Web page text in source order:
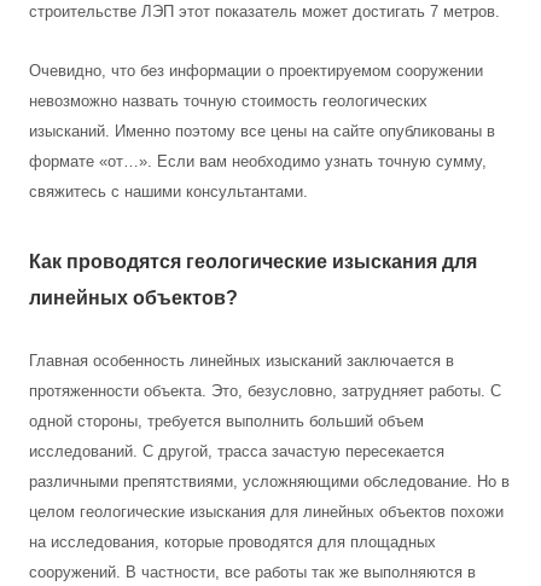
строительстве ЛЭП этот показатель может достигать 7 метров.
Очевидно, что без информации о проектируемом сооружении
невозможно назвать точную стоимость геологических
изысканий. Именно поэтому все цены на сайте опубликованы в
формате «от…». Если вам необходимо узнать точную сумму,
свяжитесь с нашими консультантами.
Как проводятся геологические изыскания для
линейных объектов?
Главная особенность линейных изысканий заключается в
протяженности объекта. Это, безусловно, затрудняет работы. С
одной стороны, требуется выполнить больший объем
исследований. С другой, трасса зачастую пересекается
различными препятствиями, усложняющими обследование. Но в
целом геологические изыскания для линейных объектов похожи
на исследования, которые проводятся для площадных
сооружений. В частности, все работы так же выполняются в